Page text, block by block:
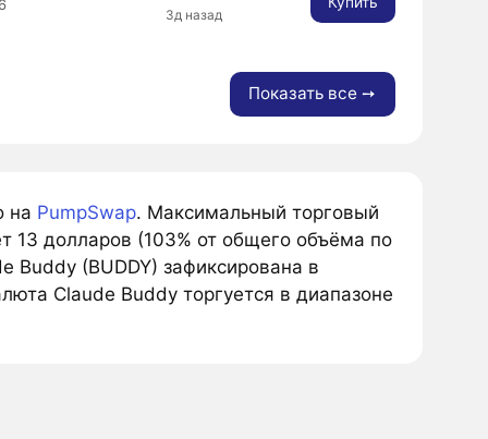
3д назад
Показать все ➙
на PumpSwap. Максимальный торговый
13 долларов (103% от общего объёма по
(BUDDY) зафиксирована в
Claude Buddy торгуется в диапазоне